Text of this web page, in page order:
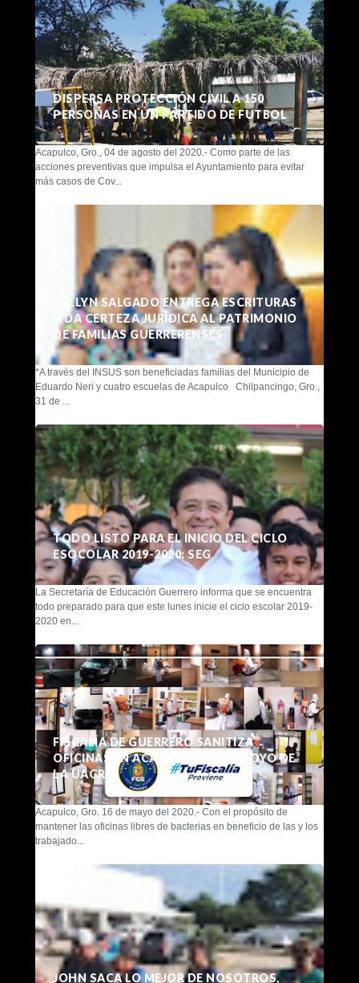
DISPERSA PROTECCIÓN CIVIL A 150
PERSONAS EN UN PARTIDO DE FUTBOL
Acapulco, Gro., 04 de agosto del 2020.- Como parte de las
acciones preventivas que impulsa el Ayuntamiento para evitar
más casos de Cov...
EVELYN SALGADO ENTREGA ESCRITURAS
Y DA CERTEZA JURÍDICA AL PATRIMONIO
DE FAMILIAS GUERRERENSES
*A través del INSUS son beneficiadas familias del Municipio de
Eduardo Neri y cuatro escuelas de Acapulco Chilpancingo, Gro.,
31 de ...
TODO LISTO PARA EL INICIO DEL CICLO
ESOCOLAR 2019-2020: SEG
La Secretaría de Educación Guerrero informa que se encuentra
todo preparado para que este lunes inicie el ciclo escolar 2019-
2020 en...
FISCALÍA DE GUERRERO SANITIZA
OFICINAS EN ACAPULCO CON APOYO DE
LA UAGRO
Acapulco, Gro. 16 de mayo del 2020.- Con el propósito de
mantener las oficinas libres de bacterias en beneficio de las y los
trabajado...
JOHN SACA LO MEJOR DE NOSOTROS,